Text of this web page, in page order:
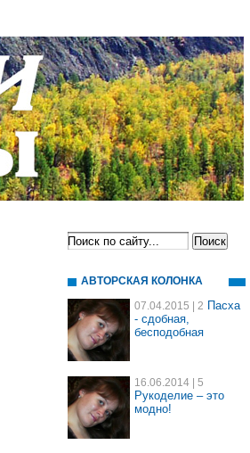
АВТОРСКАЯ КОЛОНКА
07.04.2015 | 2 Пасха
- сдобная,
бесподобная
16.06.2014 | 5
Рукоделие – это
модно!